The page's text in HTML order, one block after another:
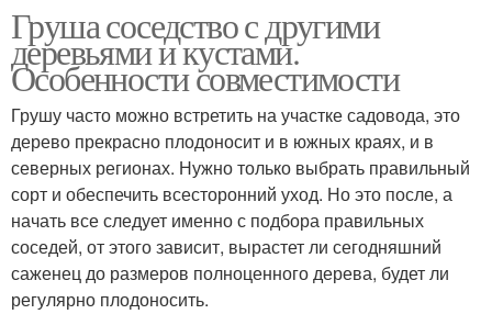
Груша соседство с другими
деревьями и кустами.
Особенности совместимости
Грушу часто можно встретить на участке садовода, это
дерево прекрасно плодоносит и в южных краях, и в
северных регионах. Нужно только выбрать правильный
сорт и обеспечить всесторонний уход. Но это после, а
начать все следует именно с подбора правильных
соседей, от этого зависит, вырастет ли сегодняшний
саженец до размеров полноценного дерева, будет ли
регулярно плодоносить.